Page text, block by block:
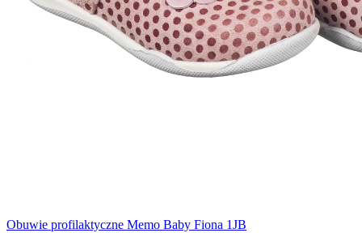
Obuwie profilaktyczne Memo Baby Fiona 1JB